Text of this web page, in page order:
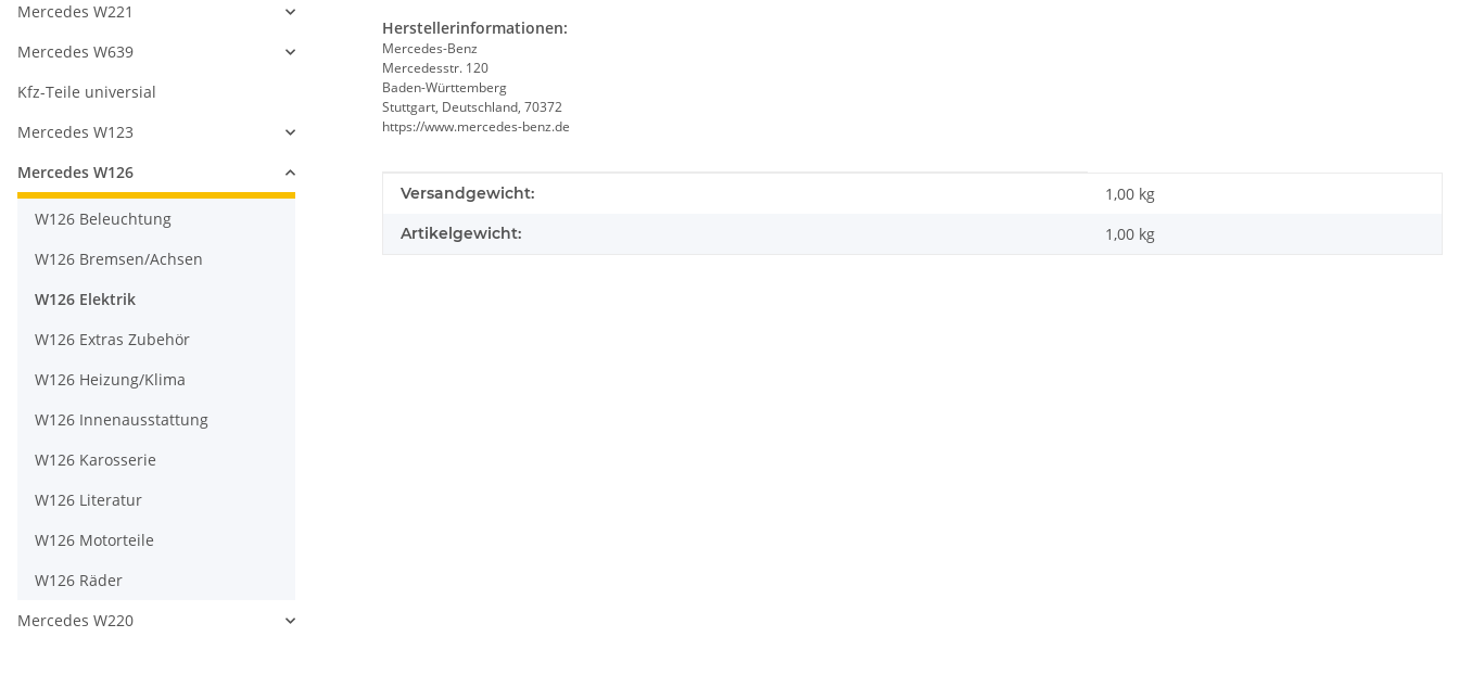
Herstellerinformationen:
Mercedes-Benz
Mercedesstr. 120
Baden-Württemberg
Stuttgart, Deutschland, 70372
https://www.mercedes-benz.de
Produkteigenschaft
Wert
Versandgewicht: 1,00 kg
Artikelgewicht: 1,00 kg
Mercedes W221
Mercedes W639
Kfz-Teile universial
Mercedes W123
Mercedes W126
W126 Beleuchtung
W126 Bremsen/Achsen
W126 Elektrik
W126 Extras Zubehör
W126 Heizung/Klima
W126 Innenausstattung
W126 Karosserie
W126 Literatur
W126 Motorteile
W126 Räder
Mercedes W220